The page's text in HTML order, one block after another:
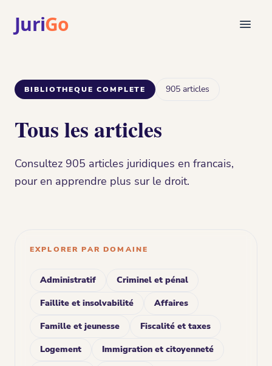
JuriGo
Articles juridiques
Pour avocats
login
BIBLIOTHEQUE COMPLETE 905 articles
Tous les articles
Consultez 905 articles juridiques en francais,
pour en apprendre plus sur le droit.
EXPLORER PAR DOMAINE
Administratif
Criminel et pénal
Faillite et insolvabilité
Affaires
Famille et jeunesse
Fiscalité et taxes
Logement
Immigration et citoyenneté